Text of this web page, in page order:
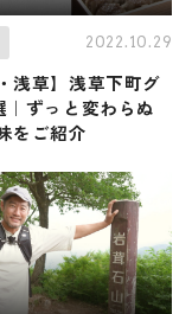
2022.10.29
浅草】浅草下町グ
ずっと変わらぬ
をご紹介